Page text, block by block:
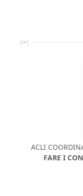
ACLI
FARE I